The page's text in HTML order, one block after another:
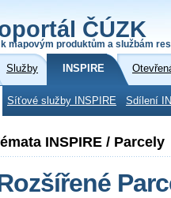
ČÚZK
mapovým produktům a službám
Služby INSPIRE
Síťové služby INSPIRE Sdílení
INSPIRE / Parcely